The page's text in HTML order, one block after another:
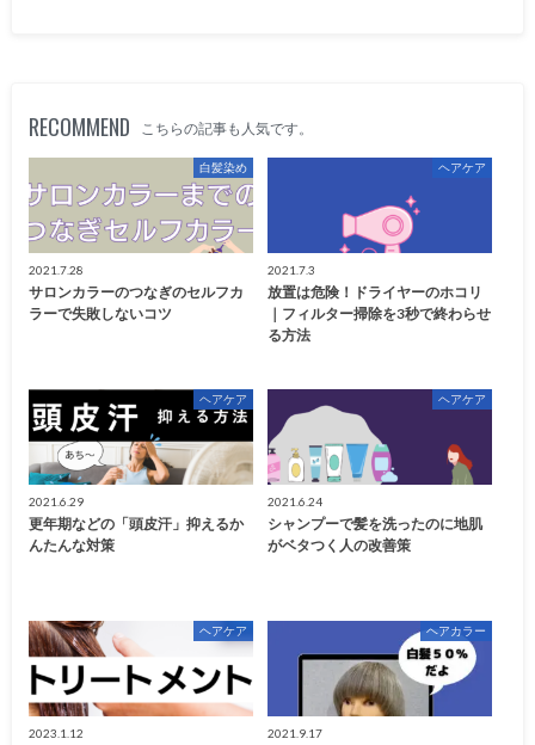
RECOMMEND こちらの記事も人気です。
白髪染め
2021.7.28
サロンカラーのつなぎのセルフカ
ラーで失敗しないコツ
ヘアケア
2021.7.3
放置は危険！ドライヤーのホコリ
｜フィルター掃除を3秒で終わらせ
る方法
ヘアケア
2021.6.29
更年期などの「頭皮汗」抑えるか
んたんな対策
ヘアケア
2021.6.24
シャンプーで髪を洗ったのに地肌
がベタつく人の改善策
ヘアケア
2023.1.12
ヘアカラー
2021.9.17